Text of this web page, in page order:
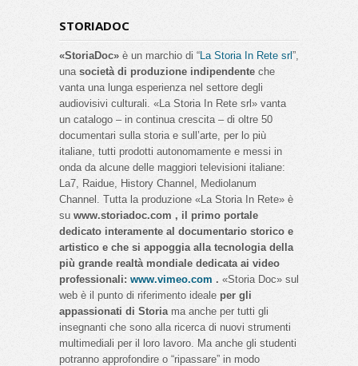
STORIADOC
«StoriaDoc» è un marchio di “La Storia In Rete srl”,
una società di produzione indipendente che
vanta una lunga esperienza nel settore degli
audiovisivi culturali. «La Storia In Rete srl» vanta
un catalogo – in continua crescita – di oltre 50
documentari sulla storia e sull’arte, per lo più
italiane, tutti prodotti autonomamente e messi in
onda da alcune delle maggiori televisioni italiane:
La7, Raidue, History Channel, Mediolanum
Channel. Tutta la produzione «La Storia In Rete» è
su www.storiadoc.com , il primo portale
dedicato interamente al documentario storico e
artistico e che si appoggia alla tecnologia della
più grande realtà mondiale dedicata ai video
professionali: www.vimeo.com . «Storia Doc» sul
web è il punto di riferimento ideale per gli
appassionati di Storiama anche per tutti gli
insegnanti che sono alla ricerca di nuovi strumenti
multimediali per il loro lavoro. Ma anche gli studenti
potranno approfondire o “ripassare” in modo